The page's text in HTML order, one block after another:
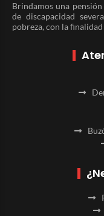
Brindamos una
de discapacidad
pobreza, con la